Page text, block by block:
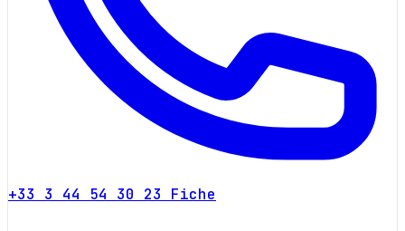
+33 3 44 54 30 23 Fiche